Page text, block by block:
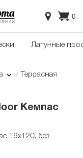
0
Латунные
Террасная
Кемпас